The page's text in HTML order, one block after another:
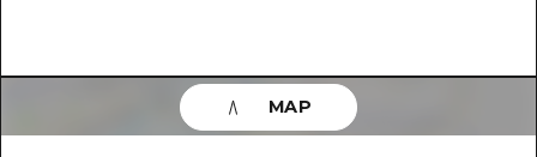
쇼핑
스포츠
빈고(備後)
빈고(備後)
비북(備北)
유용한 정보
목록
MAP